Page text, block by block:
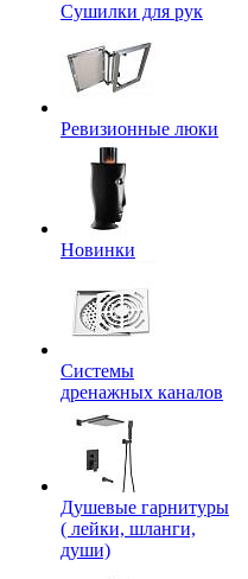
Сушилки для рук
Ревизионные люки
Новинки
Системы
дренажных каналов
Душевые гарнитуры
( лейки, шланги,
души)